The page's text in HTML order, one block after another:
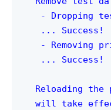
- Dropping
... Success!
- Removing
... Success!
Reloading
will take